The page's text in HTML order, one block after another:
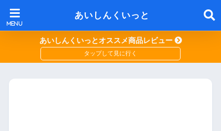
あいしんくいっと
あいしんくいっとオススメ商品レビュー